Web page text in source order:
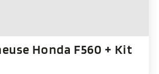
Honda F560 + Kit